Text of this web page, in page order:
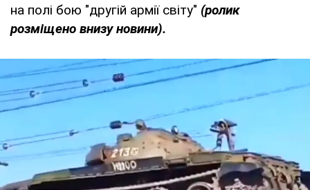
на полі бою "другій армії світу" (ролик
розміщено внизу новини).